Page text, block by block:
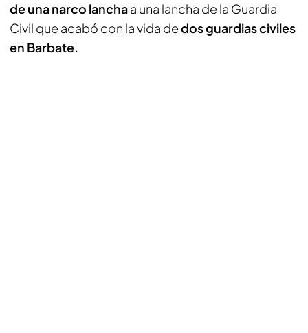
de una narco lanchaa una lancha de la Guardia
Civil que acabó con la vida dedos guardias civiles
en Barbate.